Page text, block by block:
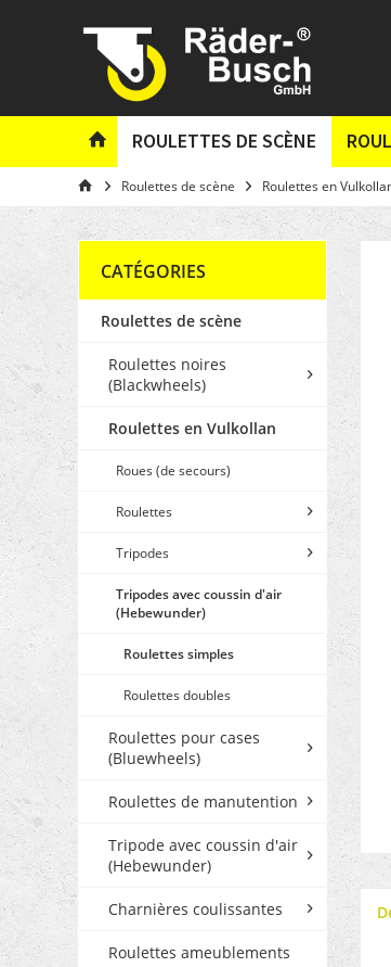
ROULETTES DE SCÈNE
Roulettes de scène Roulettes en
CATÉGORIES
Roulettes de scène
Roulettes noires
(Blackwheels)
Roulettes en Vulkollan
Roues (de secours)
Roulettes
Tripodes
Tripodes avec coussin d'air
(Hebewunder)
Roulettes simples
Roulettes doubles
Roulettes pour cases
(Bluewheels)
Roulettes de manutention
Tripode avec coussin d'air
(Hebewunder)
Charnières coulissantes
Roulettes ameublements